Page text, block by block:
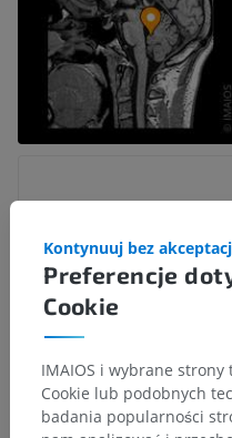
Preferencje
Cookie
Kontynuuj bez
IMAIOS i wybrane
Cookie lub podobnych
badania popularności